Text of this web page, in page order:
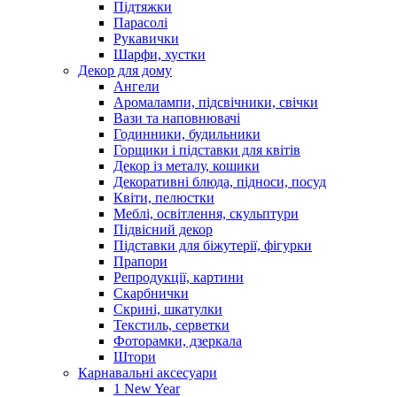
Підтяжки
Парасолі
Рукавички
Шарфи, хустки
Декор для дому
Ангели
Аромалампи, підсвічники, свічки
Вази та наповнювачі
Годинники, будильники
Горщики і підставки для квітів
Декор із металу, кошики
Декоративні блюда, підноси, посуд
Квіти, пелюстки
Меблі, освітлення, скульптури
Підвісний декор
Підставки для біжутерії, фігурки
Прапори
Репродукції, картини
Скарбнички
Скрині, шкатулки
Текстиль, серветки
Фоторамки, дзеркала
Штори
Карнавальні аксесуари
1 New Year